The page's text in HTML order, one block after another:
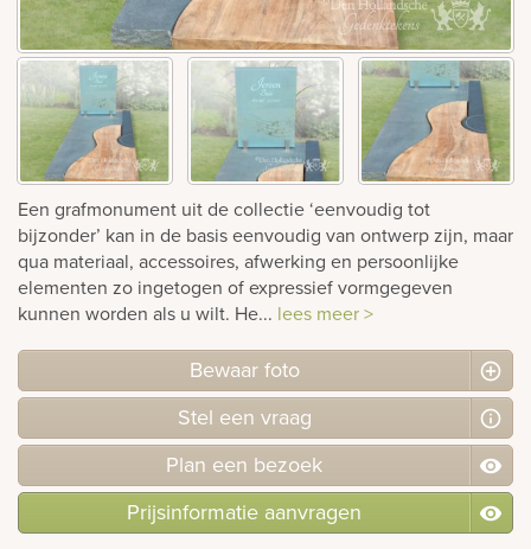
Bekijk
ook:
Een grafmonument uit de collectie ‘eenvoudig tot
bijzonder’ kan in de basis eenvoudig van ontwerp zijn, maar
qua materiaal, accessoires, afwerking en persoonlijke
elementen zo ingetogen of expressief vormgegeven
kunnen worden als u wilt. He... lees meer >
Bewaar foto
Stel een vraag
Plan een bezoek
Prijsinformatie aanvragen